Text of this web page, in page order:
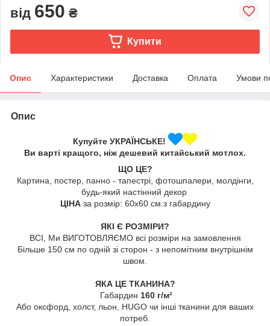
від 650 ₴
Купити
Опис Характеристики Доставка Оплата Умови
Опис
Купуйте УКРАЇНСЬКЕ!
Ви варті кращого, ніж дешевий китайський мотлох.
ЩО ЦЕ?
Картина, постер, панно - тапестрі, фотошпалери, молдінги,
будь-який настінний декор
ЦІНА за розмір: 60х60 см.з габардину
ЯКІ Є РОЗМІРИ?
ВСІ, Ми ВИГОТОВЛЯЄМО всі розміри на замовлення
Більше 150 см по одній зі сторон - з непомітним внутрішнім
швом.
ЯКА ЦЕ ТКАНИНА?
Габардин 160 г/м²
Або оксфорд, холст, льон, HUGO чи інші тканини для ваших
потреб.